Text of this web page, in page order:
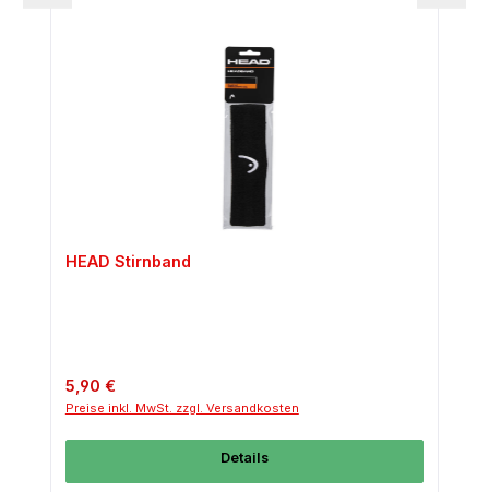
HEAD Stirnband
Regulärer Preis:
5,90 €
Preise inkl. MwSt. zzgl. Versandkosten
Details